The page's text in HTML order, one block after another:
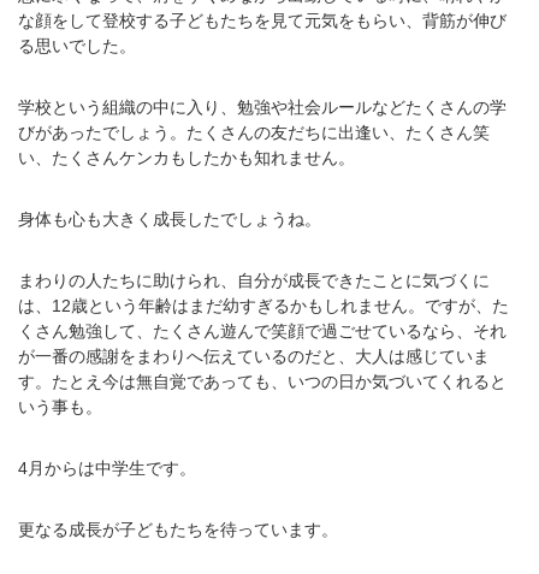
な顔をして登校する子どもたちを見て元気をもらい、背筋が伸び
る思いでした。
学校という組織の中に入り、勉強や社会ルールなどたくさんの学
びがあったでしょう。たくさんの友だちに出逢い、たくさん笑
い、たくさんケンカもしたかも知れません。
身体も心も大きく成長したでしょうね。
まわりの人たちに助けられ、自分が成長できたことに気づくに
は、12歳という年齢はまだ幼すぎるかもしれません。ですが、た
くさん勉強して、たくさん遊んで笑顔で過ごせているなら、それ
が一番の感謝をまわりへ伝えているのだと、大人は感じていま
す。たとえ今は無自覚であっても、いつの日か気づいてくれると
いう事も。
4月からは中学生です。
更なる成長が子どもたちを待っています。